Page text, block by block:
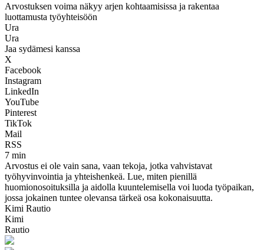
Arvostuksen voima näkyy arjen kohtaamisissa ja rakentaa
luottamusta työyhteisöön
Ura
Ura
Jaa sydämesi kanssa
X
Facebook
Instagram
LinkedIn
YouTube
Pinterest
TikTok
Mail
RSS
7 min
Arvostus ei ole vain sana, vaan tekoja, jotka vahvistavat
työhyvinvointia ja yhteishenkeä. Lue, miten pienillä
huomionosoituksilla ja aidolla kuuntelemisella voi luoda työpaikan,
jossa jokainen tuntee olevansa tärkeä osa kokonaisuutta.
Kimi Rautio
Kimi
Rautio